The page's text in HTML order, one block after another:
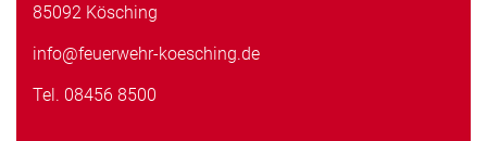
85092 Kösching
info@feuerwehr-koesching.de
Tel. 08456 8500